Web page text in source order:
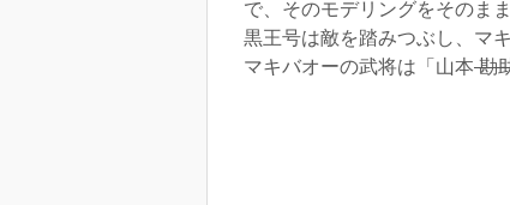
で、そのモデリングをそのま
黒王号は敵を踏みつぶし、マ
マキバオーの武将は「山本勘